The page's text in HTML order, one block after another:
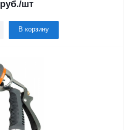
руб./шт
В корзину